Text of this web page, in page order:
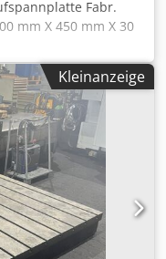
Fabr.
mm X 450 mm X 30
mm Codpfx Acsznbr
Kleinanzeige